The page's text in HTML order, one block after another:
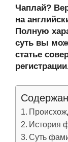
Чаплай?
на
Полную
суть вы
статье
История
Суть